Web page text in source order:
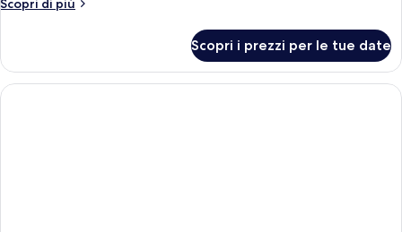
letto
Scopri di più
1
letto
king
Scopri i prezzi per le tue date